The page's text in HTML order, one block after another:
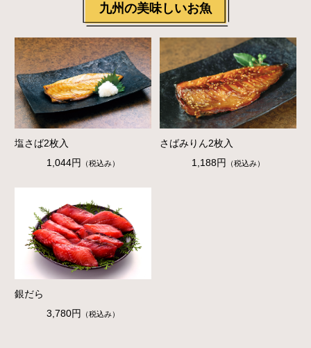
九州の美味しいお魚
塩さば2枚入
1,044円
（税込み）
さばみりん2枚入
1,188円
（税込み）
銀だら
3,780円
（税込み）